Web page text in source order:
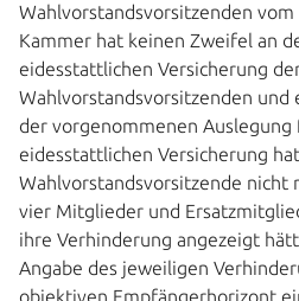
Wahlvorstandsvorsitzenden
Kammer hat keinen Zweifel an
eidesstattlichen Versicherung
Wahlvorstandsvorsitzenden und
der vorgenommenen
eidesstattlichen Versicherung
Wahlvorstandsvorsitzende nicht
vier Mitglieder und
ihre Verhinderung angezeigt
Angabe des jeweiligen
objektiven Empfängerhorizont